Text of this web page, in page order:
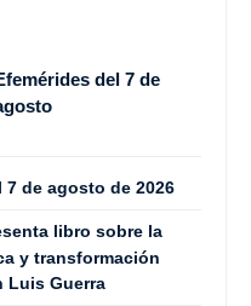
del 7 de
de agosto de 2026
libro sobre la
y transformación
Luis Guerra